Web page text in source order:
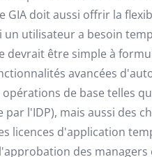
GIA doit aussi offrir la
un utilisateur a besoin
devrait être simple à
avancées
opérations de base telles
par l'IDP), mais aussi des
licences d'application
des managers